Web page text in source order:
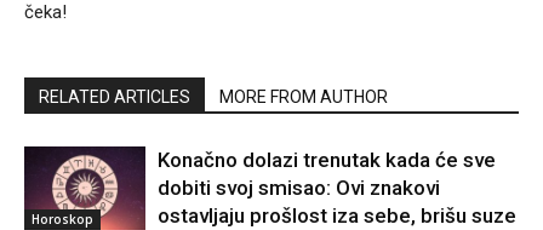
čeka!
RELATED ARTICLES MORE FROM AUTHOR
Horoskop
Konačno dolazi trenutak kada će sve
dobiti svoj smisao: Ovi znakovi
ostavljaju prošlost iza sebe, brišu suze